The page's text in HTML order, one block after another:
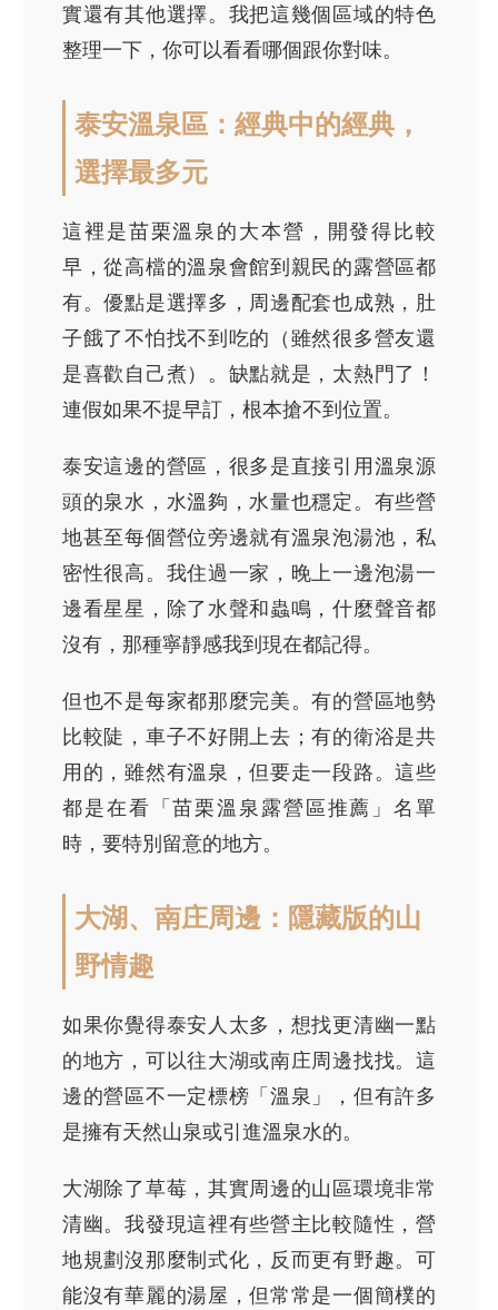
實還有其他選擇。我把這幾個區域的特色
整理一下，你可以看看哪個跟你對味。
泰安溫泉區：經典中的經典，
選擇最多元
這裡是苗栗溫泉的大本營，開發得比較
早，從高檔的溫泉會館到親民的露營區都
有。優點是選擇多，周邊配套也成熟，肚
子餓了不怕找不到吃的（雖然很多營友還
是喜歡自己煮）。缺點就是，太熱門了！
連假如果不提早訂，根本搶不到位置。
泰安這邊的營區，很多是直接引用溫泉源
頭的泉水，水溫夠，水量也穩定。有些營
地甚至每個營位旁邊就有溫泉泡湯池，私
密性很高。我住過一家，晚上一邊泡湯一
邊看星星，除了水聲和蟲鳴，什麼聲音都
沒有，那種寧靜感我到現在都記得。
但也不是每家都那麼完美。有的營區地勢
比較陡，車子不好開上去；有的衛浴是共
用的，雖然有溫泉，但要走一段路。這些
都是在看「苗栗溫泉露營區推薦」名單
時，要特別留意的地方。
大湖、南庄周邊：隱藏版的山
野情趣
如果你覺得泰安人太多，想找更清幽一點
的地方，可以往大湖或南庄周邊找找。這
邊的營區不一定標榜「溫泉」，但有許多
是擁有天然山泉或引進溫泉水的。
大湖除了草莓，其實周邊的山區環境非常
清幽。我發現這裡有些營主比較隨性，營
地規劃沒那麼制式化，反而更有野趣。可
能沒有華麗的湯屋，但常常是一個簡樸的